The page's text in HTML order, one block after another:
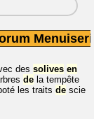
des solives en
de la tempête
les traits de scie